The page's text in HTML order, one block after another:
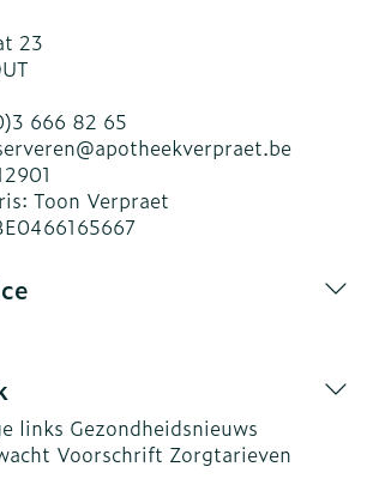
23
666 82 65
apotheekverpraet.be
Toon Verpraet
links Gezondheidsnieuws
Voorschrift Zorgtarieven